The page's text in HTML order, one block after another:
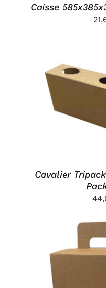
Caisse
AJOUTER
DÉTAILS
Cavalier